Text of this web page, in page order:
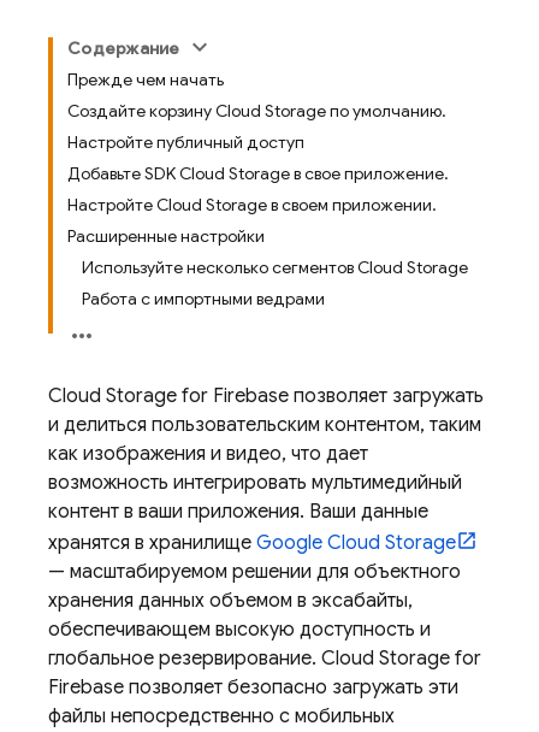
Содержание
Прежде чем начать
Создайте корзину Cloud Storage по умолчанию.
Настройте публичный доступ
Добавьте SDK Cloud Storage в свое приложение.
Настройте Cloud Storage в своем приложении.
Расширенные настройки
Используйте несколько сегментов Cloud Storage
Работа с импортными ведрами
Cloud Storage for Firebase позволяет загружать
и делиться пользовательским контентом, таким
как изображения и видео, что дает
возможность интегрировать мультимедийный
контент в ваши приложения. Ваши данные
хранятся в хранилище Google Cloud Storage
— масштабируемом решении для объектного
хранения данных объемом в эксабайты,
обеспечивающем высокую доступность и
глобальное резервирование. Cloud Storage for
Firebase позволяет безопасно загружать эти
файлы непосредственно с мобильных